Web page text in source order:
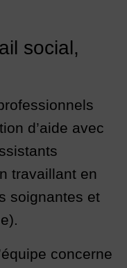
social,
d’aide avec
travaillant en
soignantes et
concerne